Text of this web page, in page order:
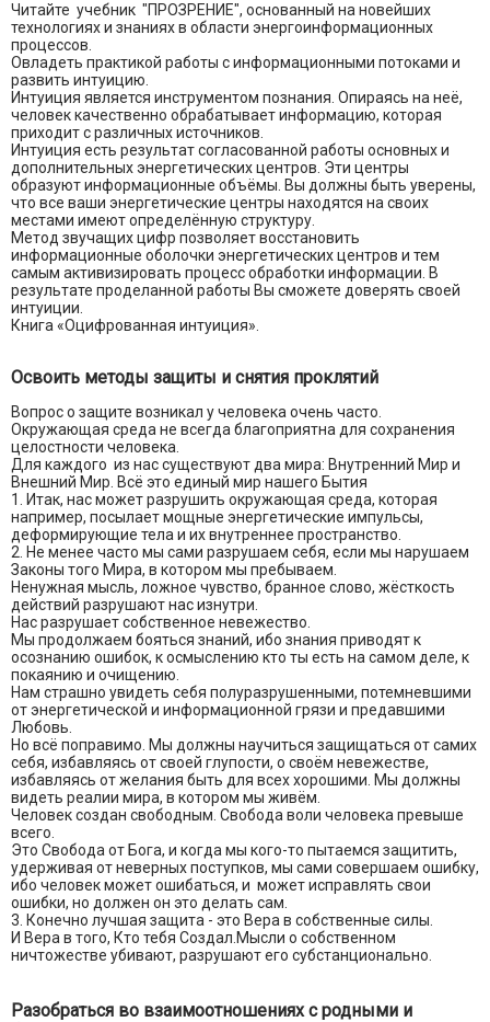
Читайте учебник "ПРОЗРЕНИЕ", основанный на новейших
технологиях и знаниях в области энергоинформационных
процессов.
Овладеть практикой работы с информационными потоками и
развить интуицию.
Интуиция является инструментом познания. Опираясь на неё,
человек качественно обрабатывает информацию, которая
приходит с различных источников.
Интуиция есть результат согласованной работы основных и
дополнительных энергетических центров. Эти центры
образуют информационные объёмы. Вы должны быть уверены,
что все ваши энергетические центры находятся на своих
местами имеют определённую структуру.
Метод звучащих цифр позволяет восстановить
информационные оболочки энергетических центров и тем
самым активизировать процесс обработки информации. В
результате проделанной работы Вы сможете доверять своей
интуиции.
Книга «Оцифрованная интуиция».
Освоить методы защиты и снятия проклятий
Вопрос о защите возникал у человека очень часто.
Окружающая среда не всегда благоприятна для сохранения
целостности человека.
Для каждого из нас существуют два мира: Внутренний Мир и
Внешний Мир. Всё это единый мир нашего Бытия
1. Итак, нас может разрушить окружающая среда, которая
например, посылает мощные энергетические импульсы,
деформирующие тела и их внутреннее пространство.
2. Не менее часто мы сами разрушаем себя, если мы нарушаем
Законы того Мира, в котором мы пребываем.
Ненужная мысль, ложное чувство, бранное слово, жёсткость
действий разрушают нас изнутри.
Нас разрушает собственное невежество.
Мы продолжаем бояться знаний, ибо знания приводят к
осознанию ошибок, к осмыслению кто ты есть на самом деле, к
покаянию и очищению.
Нам страшно увидеть себя полуразрушенными, потемневшими
от энергетической и информационной грязи и предавшими
Любовь.
Но всё поправимо. Мы должны научиться защищаться от самих
себя, избавляясь от своей глупости, о своём невежестве,
избавляясь от желания быть для всех хорошими. Мы должны
видеть реалии мира, в котором мы живём.
Человек создан свободным. Свобода воли человека превыше
всего.
Это Свобода от Бога, и когда мы кого-то пытаемся защитить,
удерживая от неверных поступков, мы сами совершаем ошибку,
ибо человек может ошибаться, и может исправлять свои
ошибки, но должен он это делать сам.
3. Конечно лучшая защита - это Вера в собственные силы.
И Вера в того, Кто тебя Создал.Мысли о собственном
ничтожестве убивают, разрушают его субстанционально.
Разобраться во взаимоотношениях с родными и